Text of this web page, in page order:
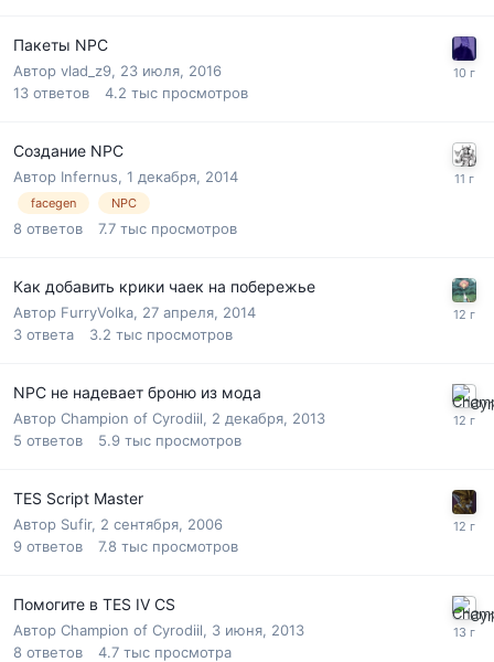
Пакеты NPC
Автор vlad_z9, 23 июля, 2016
13 ответов 4.2 тыс просмотров
Создание NPC
Автор Infernus, 1 декабря, 2014
facegen NPC
8 ответов 7.7 тыс просмотров
Как добавить крики чаек на побережье
Автор FurryVolka, 27 апреля, 2014
3 ответа 3.2 тыс просмотров
NPC не надевает броню из мода
Автор Champion of Cyrodiil, 2 декабря, 2013
5 ответов 5.9 тыс просмотров
TES Script Master
Автор Sufir, 2 сентября, 2006
9 ответов 7.8 тыс просмотров
Помогите в TES IV CS
Автор Champion of Cyrodiil, 3 июня, 2013
8 ответов 4.7 тыс просмотра